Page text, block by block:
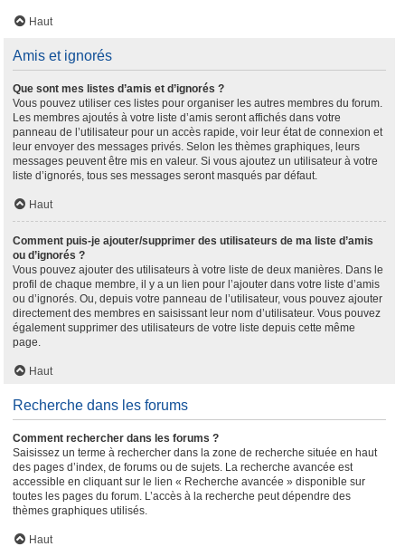
Haut
Amis et ignorés
Que sont mes listes d’amis et d’ignorés ?
Vous pouvez utiliser ces listes pour organiser les autres membres du forum.
Les membres ajoutés à votre liste d’amis seront affichés dans votre
panneau de l’utilisateur pour un accès rapide, voir leur état de connexion et
leur envoyer des messages privés. Selon les thèmes graphiques, leurs
messages peuvent être mis en valeur. Si vous ajoutez un utilisateur à votre
liste d’ignorés, tous ses messages seront masqués par défaut.
Haut
Comment puis-je ajouter/supprimer des utilisateurs de ma liste d’amis
ou d’ignorés ?
Vous pouvez ajouter des utilisateurs à votre liste de deux manières. Dans le
profil de chaque membre, il y a un lien pour l’ajouter dans votre liste d’amis
ou d’ignorés. Ou, depuis votre panneau de l’utilisateur, vous pouvez ajouter
directement des membres en saisissant leur nom d’utilisateur. Vous pouvez
également supprimer des utilisateurs de votre liste depuis cette même
page.
Haut
Recherche dans les forums
Comment rechercher dans les forums ?
Saisissez un terme à rechercher dans la zone de recherche située en haut
des pages d’index, de forums ou de sujets. La recherche avancée est
accessible en cliquant sur le lien « Recherche avancée » disponible sur
toutes les pages du forum. L’accès à la recherche peut dépendre des
thèmes graphiques utilisés.
Haut